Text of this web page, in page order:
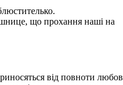
що прохання наші на
від повноти